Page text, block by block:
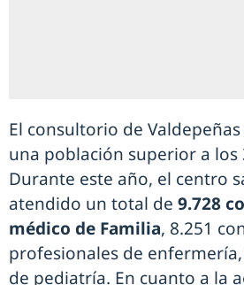
El consultorio de
una población superior a los
Durante este año, el centro
atendido un total de 9.728
médico de Familia, 8.251
profesionales de
de pediatría. En cuanto a la